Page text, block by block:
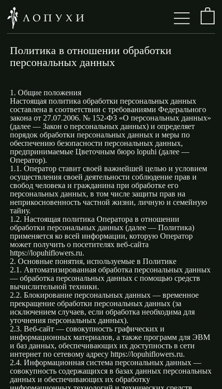
Политика в отношении обработки
персональных данных
1. Общие положения
Настоящая политика обработки персональных данных
составлена в соответствии с требованиями Федерального
закона от 27.07.2006. № 152-ФЗ «О персональных данных»
(далее — Закон о персональных данных) и определяет
порядок обработки персональных данных и меры по
обеспечению безопасности персональных данных,
предпринимаемые Цветочным бюро lopuhi (далее —
Оператор).
1.1. Оператор ставит своей важнейшей целью и условием
осуществления своей деятельности соблюдение прав и
свобод человека и гражданина при обработке его
персональных данных, в том числе защиты прав на
неприкосновенность частной жизни, личную и семейную
тайну.
1.2. Настоящая политика Оператора в отношении
обработки персональных данных (далее — Политика)
применяется ко всей информации, которую Оператор
может получить о посетителях веб-сайта
https://lopuhiflowers.ru.
2. Основные понятия, используемые в Политике
2.1. Автоматизированная обработка персональных данных
— обработка персональных данных с помощью средств
вычислительной техники.
2.2. Блокирование персональных данных — временное
прекращение обработки персональных данных (за
исключением случаев, если обработка необходима для
уточнения персональных данных).
2.3. Веб-сайт — совокупность графических и
информационных материалов, а также программ для ЭВМ
и баз данных, обеспечивающих их доступность в сети
интернет по сетевому адресу https://lopuhiflowers.ru.
2.4. Информационная система персональных данных —
совокупность содержащихся в базах данных персональных
данных и обеспечивающих их обработку